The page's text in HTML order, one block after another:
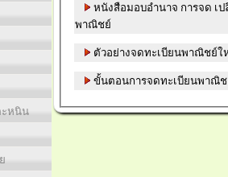
ะหนิน
หนังสือมอบอำนาจ การจด เ
พาณิชย์
ตัวอย่างจดทะเบียนพาณิชย์ใ
ขั้นตอนการจดทะเบียนพาณิ